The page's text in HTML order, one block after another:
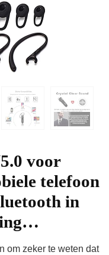
voor
telefoon
in
om zeker te weten dat